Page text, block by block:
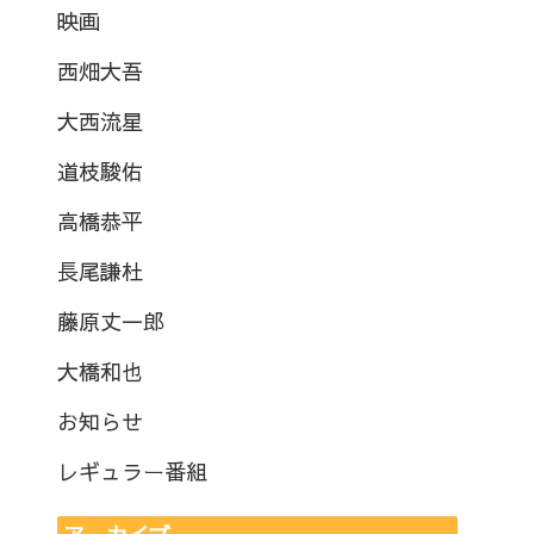
映画
西畑大吾
大西流星
道枝駿佑
高橋恭平
長尾謙杜
藤原丈一郎
大橋和也
お知らせ
レギュラー番組